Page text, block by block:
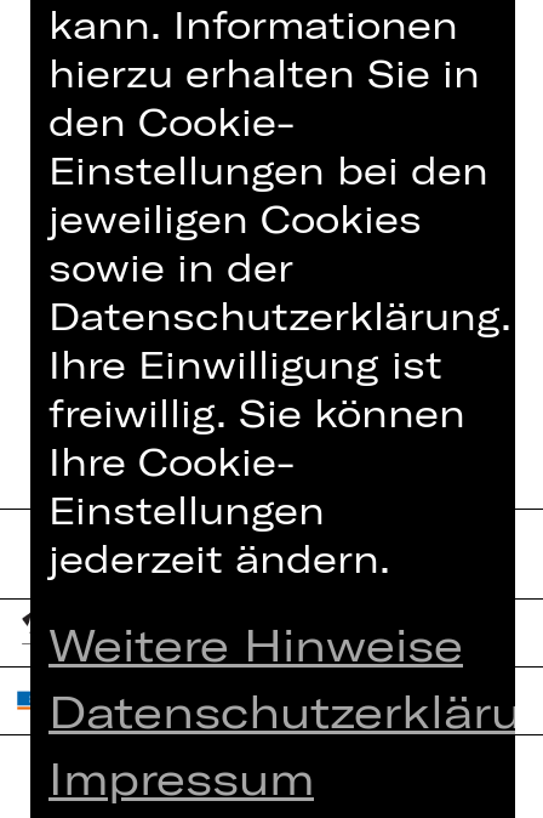
Eintritt frei
Wir bitten um Anmeldung unter
geschaeftsfuehrung(a)opernfreunde-
nuernberg.de
TERMINE UND BESETZUNG
kann. Informationen
hierzu erhalten Sie in
den Cookie-
Einstellungen bei den
jeweiligen Cookies
sowie in der
Datenschutzerklärung.
Ihre Einwilligung ist
freiwillig. Sie können
Ihre Cookie-
Einstellungen
jederzeit ändern.
Weitere Hinweise
Impressum